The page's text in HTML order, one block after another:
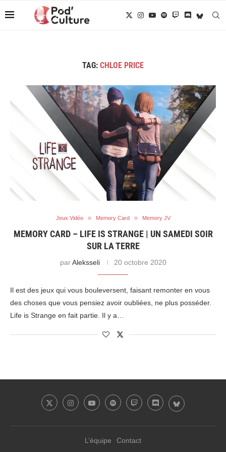
TAG: CHLOE PRICE
Jeux Vidéo Memory Card Memory JV
MEMORY CARD – LIFE IS STRANGE | UN SAMEDI SOIR
SUR LA TERRE
parAleksseli 20 octobre 2020
Il est des jeux qui vous bouleversent, faisant remonter en vous
des choses que vous pensiez avoir oubliées, ne plus posséder.
Life is Strange en fait partie. Il y a…
L’équipe Contact